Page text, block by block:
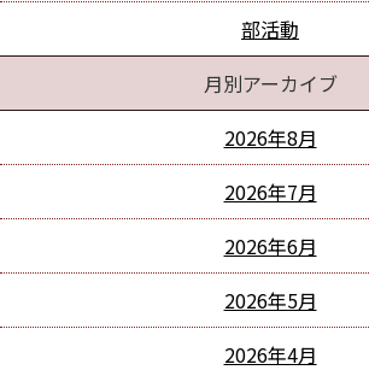
部活動
月別アーカイブ
2026年8月
2026年7月
2026年6月
2026年5月
2026年4月